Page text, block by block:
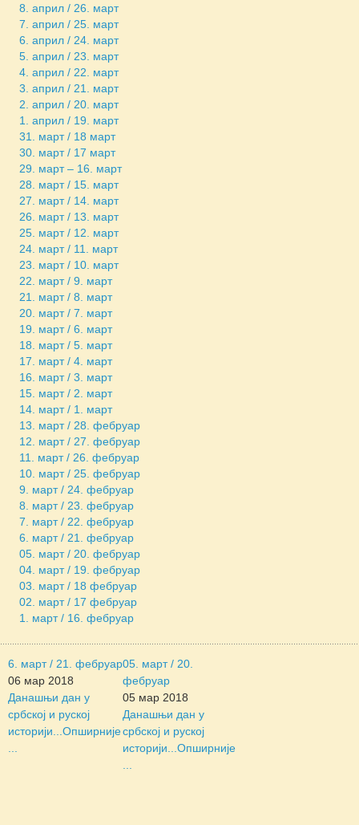
8. април / 26. март
7. април / 25. март
6. април / 24. март
5. април / 23. март
4. април / 22. март
3. април / 21. март
2. април / 20. март
1. април / 19. март
31. март / 18 март
30. март / 17 март
29. март – 16. март
28. март / 15. март
27. март / 14. март
26. март / 13. март
25. март / 12. март
24. март / 11. март
23. март / 10. март
22. март / 9. март
21. март / 8. март
20. март / 7. март
19. март / 6. март
18. март / 5. март
17. март / 4. март
16. март / 3. март
15. март / 2. март
14. март / 1. март
13. март / 28. фебруар
12. март / 27. фебруар
11. март / 26. фебруар
10. март / 25. фебруар
9. март / 24. фебруар
8. март / 23. фебруар
7. март / 22. фебруар
6. март / 21. фебруар
05. март / 20. фебруар
04. март / 19. фебруар
03. март / 18 фебруар
02. март / 17 фебруар
1. март / 16. фебруар
6. март / 21. фебруар
06 мар 2018
Данашњи дан у
србској и руској
историји... Опширније
05. март / 20.
фебруар
05 мар 2018
Данашњи дан у
србској и руској
историји... Опширније